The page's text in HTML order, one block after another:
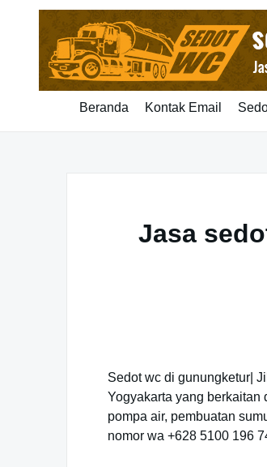
Beranda Kontak Email
Jasa
Sedot wc di gunungketur|
Yogyakarta yang berkaitan
pompa air, pembuatan
nomor wa +628 5100 196